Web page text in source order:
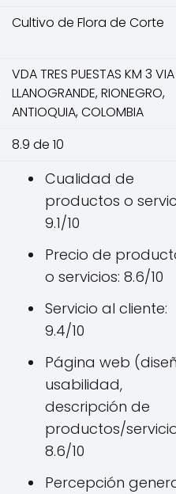
Cultivo de Flora de Corte
VDA TRES PUESTAS KM 3 VIA
LLANOGRANDE, RIONEGRO,
ANTIOQUIA, COLOMBIA
8.9 de 10
Cualidad de
productos o
9.1/10
Precio de
o servicios: 8.6/10
Servicio al cliente:
9.4/10
Página web
usabilidad,
descripción de
productos/
8.6/10
Percepción